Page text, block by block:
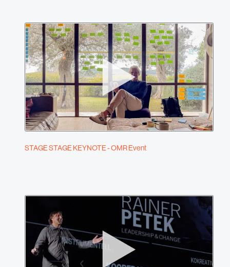
STAGE STAGE KEYNOTE - OMR Event